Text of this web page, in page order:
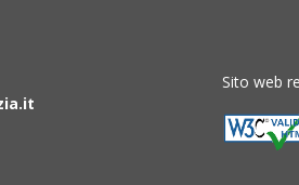
Sito web